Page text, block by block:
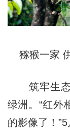
猕猴一家
筑牢生态
绿洲。“红外
的影像了！